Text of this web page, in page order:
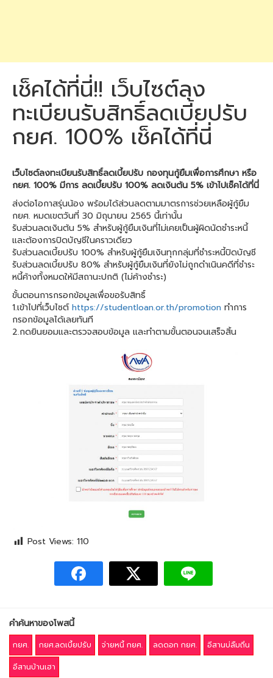
เช็คได้ที่นี่!! เว็บไซต์ลง
ทะเบียนรับสิทธิ์ลดเบี้ยปรับ
กยศ. 100% เช็คได้ที่นี่
เว็บไซต์ลงทะเบียนรับสิทธิ์ลดเบี้ยปรับ กองทุนกู้ยืมเพื่อการศึกษา หรือ
กยศ. 100% มีการ ลดเบี้ยปรับ 100% ลดเงินต้น 5% เข้าไปเช็คได้ที่นี่
ส่งต่อโอกาสรุ่นน้อง พร้อมได้ส่วนลดตามมาตรการช่วยเหลือผู้กู้ยืม
กยศ. หมดเขตวันที่ 30 มิถุนายน 2565 นี้เท่านั้น
รับส่วนลดเงินต้น 5% สำหรับผู้กู้ยืมเงินที่ไม่เคยเป็นผู้ผิดนัดชำระหนี้
และต้องการปิดบัญชีในคราวเดียว
รับส่วนลดเบี้ยปรับ 100% สำหรับผู้กู้ยืมเงินทุกกลุ่มที่ชำระหนี้ปิดบัญชี
รับส่วนลดเบี้ยปรับ 80% สำหรับผู้กู้ยืมเงินที่ยังไม่ถูกดำเนินคดีที่ชำระ
หนี้ค้างทั้งหมดให้มีสถานะปกติ (ไม่ค้างชำระ)
ขั้นตอนการกรอกข้อมูลเพื่อขอรับสิทธิ์
1.เข้าไปที่เว็บไซต์https://studentloan.or.th/promotion ทำการ
กรอกข้อมูลได้เลยทันที
2.กดยินยอมและตรวจสอบข้อมูล และทำตามขั้นตอนจนเสร็จสิ้น
Post Views: 110
คำค้นหาของโพสนี้
กยศ. กยศ.ลดเบี้ยปรับ จ่ายหนี้ กยศ. ลดดอก กยศ.
อีสานบ่ลืมถิ่น
อีสานบ้านเฮา